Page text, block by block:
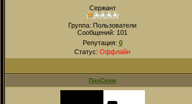
Сержант
Группа: Пользователи
Сообщений: 101
Репутация: 0
Статус: Оффлайн
ПанСерж